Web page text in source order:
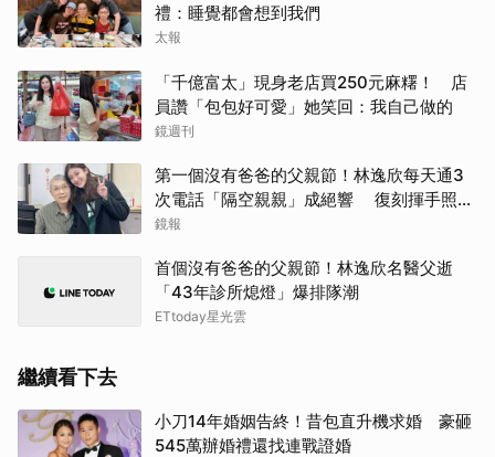
禮：睡覺都會想到我們
太報
「千億富太」現身老店買250元麻糬！ 店
員讚「包包好可愛」她笑回：我自己做的
鏡週刊
第一個沒有爸爸的父親節！林逸欣每天通3
次電話「隔空親親」成絕響 復刻揮手照全
網淚崩
鏡報
首個沒有爸爸的父親節！林逸欣名醫父逝
「43年診所熄燈」爆排隊潮
ETtoday星光雲
繼續看下去
小刀14年婚姻告終！昔包直升機求婚 豪砸
545萬辦婚禮還找連戰證婚